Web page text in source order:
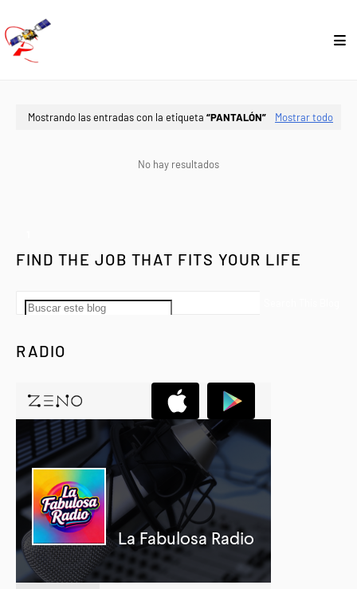
Mostrando las entradas con la etiqueta PANTALÓN Mostrar todo
No hay resultados
FIND THE JOB THAT FITS YOUR LIFE
RADIO